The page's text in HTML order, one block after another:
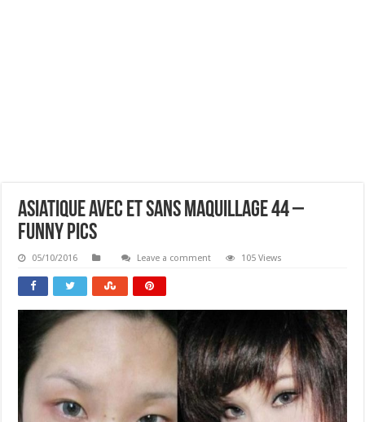
Asiatique Avec Et Sans Maquillage 44 –
Funny Pics
05/10/2016 Leave a comment 105 Views